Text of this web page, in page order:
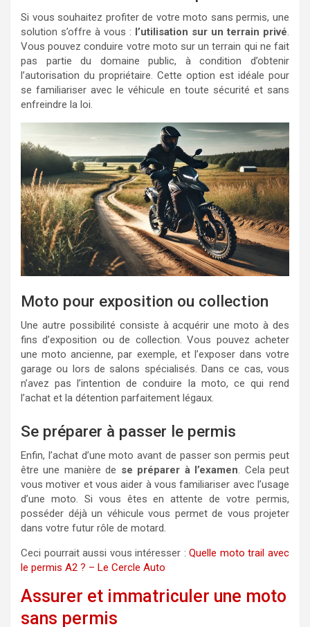
Si vous souhaitez profiter de votre moto sans permis, une
solution s’offre à vous : l’utilisation sur un terrain privé.
Vous pouvez conduire votre moto sur un terrain qui ne fait
pas partie du domaine public, à condition d’obtenir
l’autorisation du propriétaire. Cette option est idéale pour
se familiariser avec le véhicule en toute sécurité et sans
enfreindre la loi.
Moto pour exposition ou collection
Une autre possibilité consiste à acquérir une moto à des
fins d’exposition ou de collection. Vous pouvez acheter
une moto ancienne, par exemple, et l’exposer dans votre
garage ou lors de salons spécialisés. Dans ce cas, vous
n’avez pas l’intention de conduire la moto, ce qui rend
l’achat et la détention parfaitement légaux.
Se préparer à passer le permis
Enfin, l’achat d’une moto avant de passer son permis peut
être une manière de se préparer à l’examen . Cela peut
vous motiver et vous aider à vous familiariser avec l’usage
d’une moto. Si vous êtes en attente de votre permis,
posséder déjà un véhicule vous permet de vous projeter
dans votre futur rôle de motard.
Ceci pourrait aussi vous intéresser :Quelle moto trail avec
le permis A2 ? – Le Cercle Auto
Assurer et immatriculer une moto
sans permis